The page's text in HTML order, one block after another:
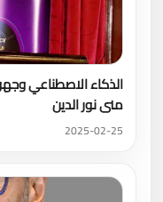
الذكاء الاصطناعي
منى نور الدين
2025-02-25